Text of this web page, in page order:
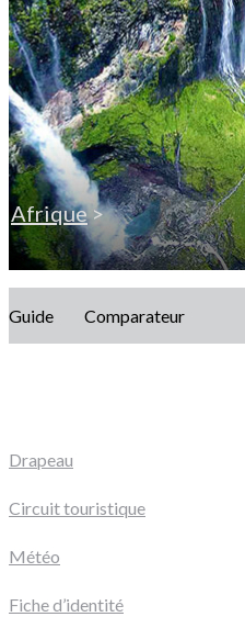
Afrique>
Guide Comparateur
Drapeau
Circuit touristique
Météo
Fiche d’identité